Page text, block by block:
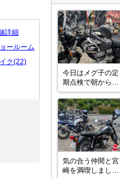
詳細
ールーム
ク(22)
今日はメグ子の定
期点検で朝から
【都城レッドバロ
ン】へ来てます
バイク屋に来ると
色んバイクがあっ
て退屈しません😊
やっぱり大型も良
いよなぁ〜なんて
😅
気の合う仲間と宮
崎を満喫しました